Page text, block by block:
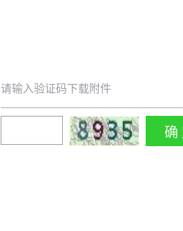
请输入验证码下载附件